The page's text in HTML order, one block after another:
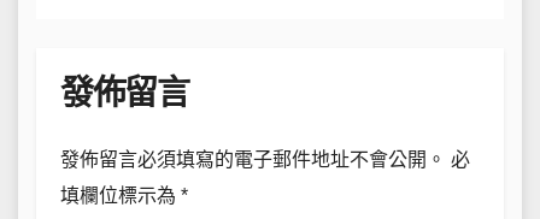
發佈留言
發佈留言必須填寫的電子郵件地址不會公開。 必
填欄位標示為 *